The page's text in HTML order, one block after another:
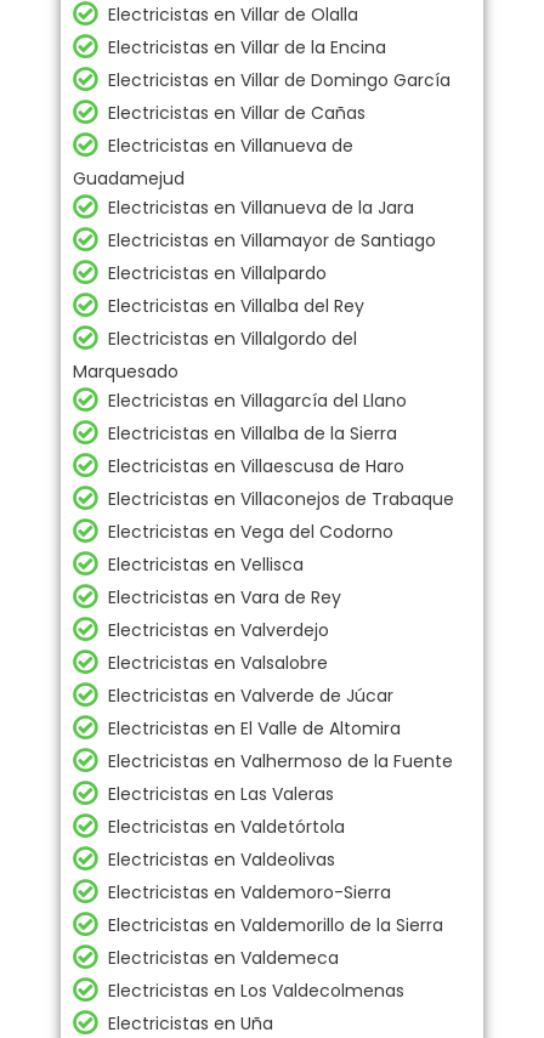
Electricistas en Villar de Olalla
Electricistas en Villar de la Encina
Electricistas en Villar de Domingo García
Electricistas en Villar de Cañas
Electricistas en Villanueva de
Guadamejud
Electricistas en Villanueva de la Jara
Electricistas en Villamayor de Santiago
Electricistas en Villalpardo
Electricistas en Villalba del Rey
Electricistas en Villalgordo del
Marquesado
Electricistas en Villagarcía del Llano
Electricistas en Villalba de la Sierra
Electricistas en Villaescusa de Haro
Electricistas en Villaconejos de Trabaque
Electricistas en Vega del Codorno
Electricistas en Vellisca
Electricistas en Vara de Rey
Electricistas en Valverdejo
Electricistas en Valsalobre
Electricistas en Valverde de Júcar
Electricistas en El Valle de Altomira
Electricistas en Valhermoso de la Fuente
Electricistas en Las Valeras
Electricistas en Valdetórtola
Electricistas en Valdeolivas
Electricistas en Valdemoro-Sierra
Electricistas en Valdemorillo de la Sierra
Electricistas en Valdemeca
Electricistas en Los Valdecolmenas
Electricistas en Uña